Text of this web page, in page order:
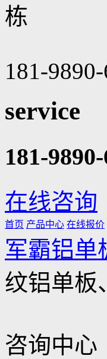
栋
181-
service
181-
在线咨询
首页 产品中心 在线报价
军霸铝单
纹铝单板
咨询中心